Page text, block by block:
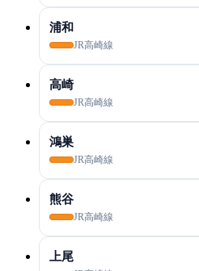
浦和
JR高崎線
高崎
JR高崎線
鴻巣
JR高崎線
熊谷
JR高崎線
上尾